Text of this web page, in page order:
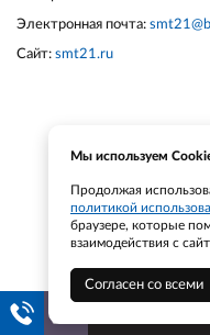
Электронная почта:
Сайт: smt21.ru
Мы используем
Продолжая
политикой
браузере, которые
взаимодействия с
Согласен со всеми